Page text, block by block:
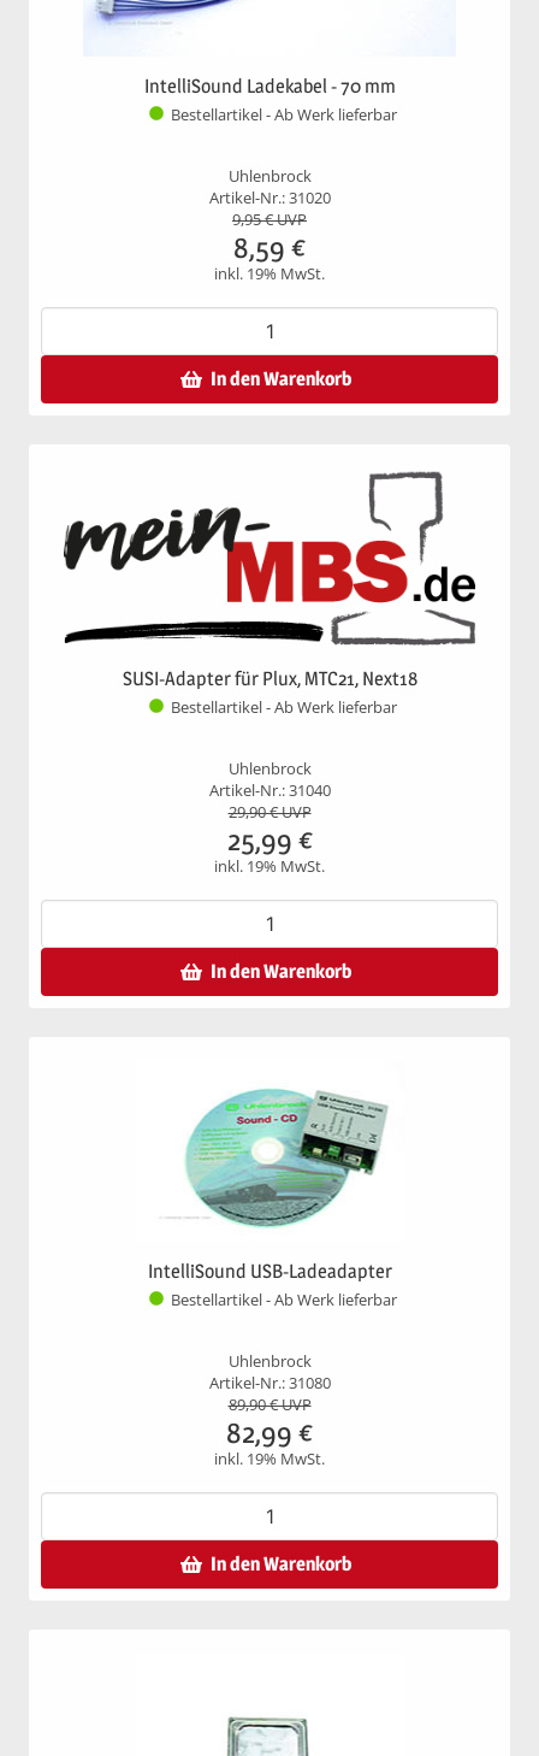
IntelliSound Ladekabel - 70 mm
Bestellartikel - Ab Werk lieferbar
Uhlenbrock
Artikel-Nr.: 31020
9,95€ UVP
8,59 €
inkl. 19% MwSt.
In den Warenkorb
SUSI-Adapter für Plux, MTC21, Next18
Bestellartikel - Ab Werk lieferbar
Uhlenbrock
Artikel-Nr.: 31040
29,90€ UVP
25,99 €
inkl. 19% MwSt.
In den Warenkorb
IntelliSound USB-Ladeadapter
Bestellartikel - Ab Werk lieferbar
Uhlenbrock
Artikel-Nr.: 31080
89,90€ UVP
82,99 €
inkl. 19% MwSt.
In den Warenkorb